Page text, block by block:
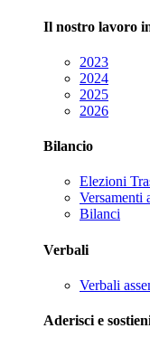
Il nostro lavoro
2023
2024
2025
2026
Bilancio
Elezioni
Versamenti
Bilanci
Verbali
Verbali
Aderisci e